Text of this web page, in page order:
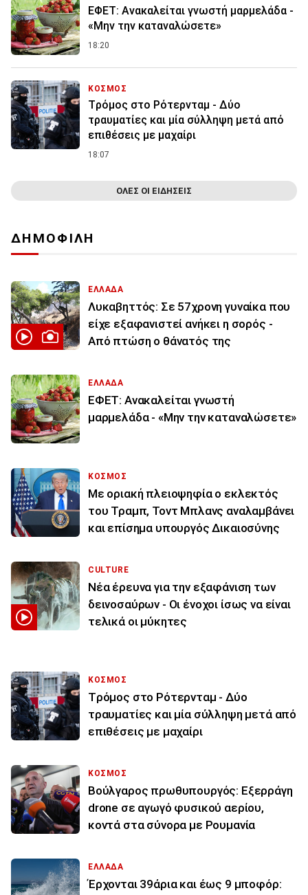
ΕΦΕΤ: Ανακαλείται γνωστή μαρμελάδα -
«Μην την καταναλώσετε»
18:20
ΚΟΣΜΟΣ
Tρόμος στο Ρότερνταμ - Δύο
τραυματίες και μία σύλληψη μετά από
επιθέσεις με μαχαίρι
18:07
ΟΛΕΣ ΟΙ ΕΙΔΗΣΕΙΣ
ΔΗΜΟΦΙΛΗ
ΕΛΛΑΔΑ
Λυκαβηττός: Σε 57χρονη γυναίκα που
είχε εξαφανιστεί ανήκει η σορός -
Από πτώση ο θάνατός της
ΕΛΛΑΔΑ
ΕΦΕΤ: Ανακαλείται γνωστή
μαρμελάδα - «Μην την καταναλώσετε»
ΚΟΣΜΟΣ
Με οριακή πλειοψηφία ο εκλεκτός
του Τραμπ, Τοντ Μπλανς αναλαμβάνει
και επίσημα υπουργός Δικαιοσύνης
CULTURE
Νέα έρευνα για την εξαφάνιση των
δεινοσαύρων - Οι ένοχοι ίσως να είναι
τελικά οι μύκητες
ΚΟΣΜΟΣ
Tρόμος στο Ρότερνταμ - Δύο
τραυματίες και μία σύλληψη μετά από
επιθέσεις με μαχαίρι
ΚΟΣΜΟΣ
Βούλγαρος πρωθυπουργός: Εξερράγη
drone σε αγωγό φυσικού αερίου,
κοντά στα σύνορα με Ρουμανία
ΕΛΛΑΔΑ
Έρχονται 39άρια και έως 9 μποφόρ: